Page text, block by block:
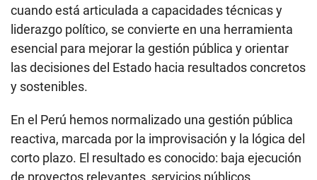
cuando está articulada a capacidades técnicas y
liderazgo político, se convierte en una herramienta
esencial para mejorar la gestión pública y orientar
las decisiones del Estado hacia resultados concretos
y sostenibles.
En el Perú hemos normalizado una gestión pública
reactiva, marcada por la improvisación y la lógica del
corto plazo. El resultado es conocido: baja ejecución
de proyectos relevantes, servicios públicos